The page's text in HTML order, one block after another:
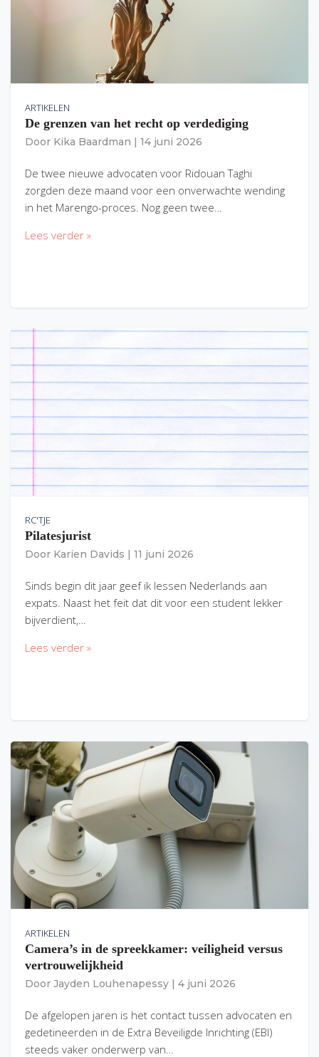
ARTIKELEN
De grenzen van het recht op verdediging
Door Kika Baardman 14 juni 2026
De twee nieuwe advocaten voor Ridouan Taghi
zorgden deze maand voor een onverwachte wending
in het Marengo-proces. Nog geen twee…
Lees verder »
RC'TJE
Pilatesjurist
Door Karien Davids 11 juni 2026
Sinds begin dit jaar geef ik lessen Nederlands aan
expats. Naast het feit dat dit voor een student lekker
bijverdient,…
Lees verder »
ARTIKELEN
Camera’s in de spreekkamer: veiligheid versus
vertrouwelijkheid
Door Jayden Louhenapessy 4 juni 2026
De afgelopen jaren is het contact tussen advocaten en
gedetineerden in de Extra Beveiligde Inrichting (EBI)
steeds vaker onderwerp van…